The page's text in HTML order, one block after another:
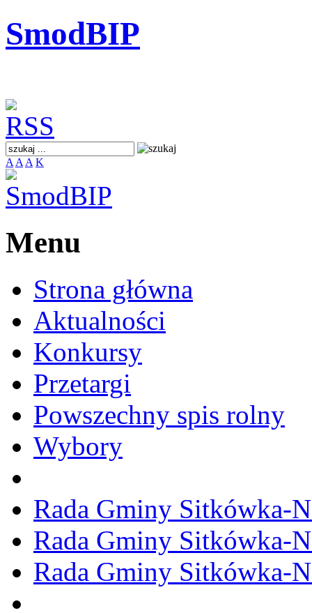
SmodBIP
A A A K
Menu
Strona główna
Aktualności
Konkursy
Przetargi
Powszechny spis rolny
Wybory
Rada Gminy Sitkówka-
Rada Gminy Sitkówka-
Rada Gminy Sitkówka-